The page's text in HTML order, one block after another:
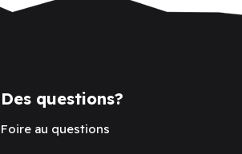
Des questions?
Foire au questions